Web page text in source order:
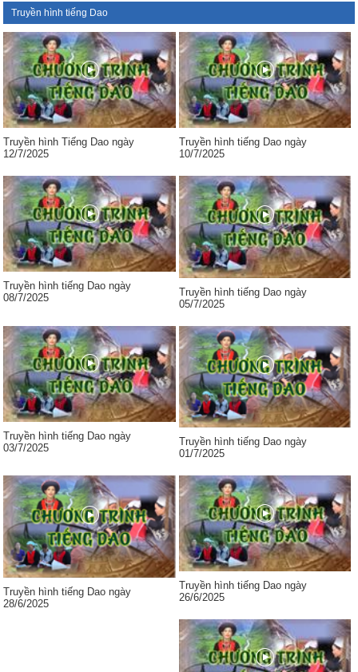
Truyền hình tiếng Dao
Truyền hình Tiếng Dao ngày
12/7/2025
Truyền hình tiếng Dao ngày
10/7/2025
Truyền hình tiếng Dao ngày
08/7/2025
Truyền hình tiếng Dao ngày
05/7/2025
Truyền hình tiếng Dao ngày
03/7/2025
Truyền hình tiếng Dao ngày
01/7/2025
Truyền hình tiếng Dao ngày
28/6/2025
Truyền hình tiếng Dao ngày
26/6/2025